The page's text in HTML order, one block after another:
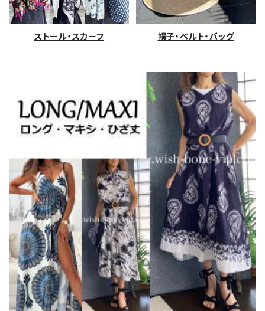
ストール・スカーフ 帽子・ベルト・バッグ